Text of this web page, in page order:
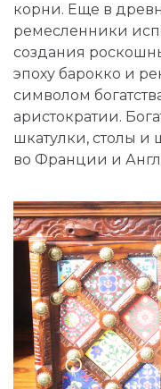
корни. Еще в
ремесленники
создания
эпоху барокко и
символом
аристократии.
шкатулки, столы и
во Франции и